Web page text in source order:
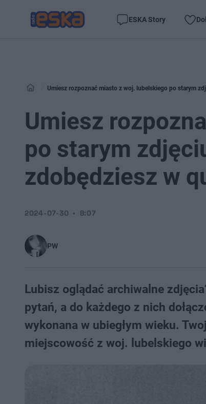
ESKA Story
Umiesz rozpoznać miasto z woj. lubelskiego po starym
Umiesz
po starym
zdobędziesz w
PW
2024-07-30 8:07
Lubisz oglądać archiwalne
pytań, a do każdego z nich
wykonana w ubiegłym wieku.
miejscowość z woj. lubelskiego